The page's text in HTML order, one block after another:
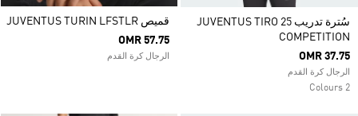
سُترة تدريب JUVENTUS TIRO 25
COMPETITION
OMR 37.75
الرجال كرة القدم
2 Colours
قميص JUVENTUS TURIN LFSTLR
OMR 57.75
الرجال كرة القدم